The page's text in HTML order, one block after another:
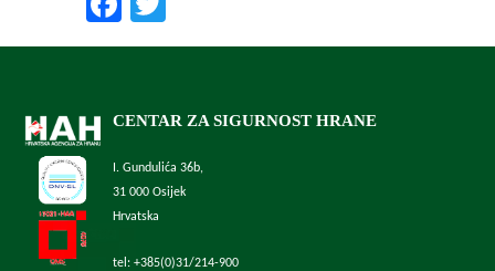
CENTAR ZA SIGURNOST HRANE
I. Gundulića 36b,
31 000 Osijek
Hrvatska
tel: +385(0)31/214-900